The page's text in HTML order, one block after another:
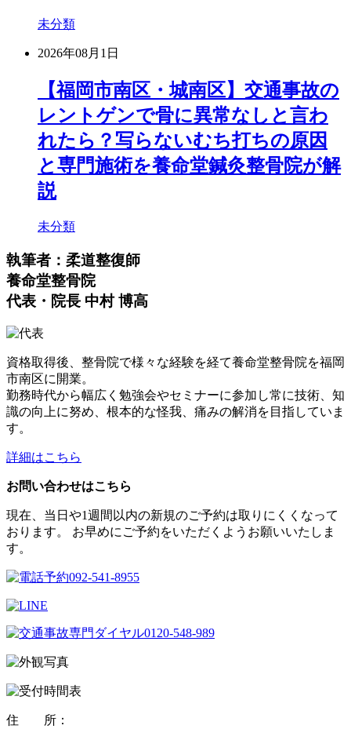
未分類
2026年08月1日
【福岡市南区・城南区】交通事故の
レントゲンで骨に異常なしと言わ
れたら？写らないむち打ちの原因
と専門施術を養命堂鍼灸整骨院が解
説
未分類
執筆者：柔道整復師
養命堂整骨院
代表・院長 中村 博高
資格取得後、整骨院で様々な経験を経て養命堂整骨院を福岡
市南区に開業。
勤務時代から幅広く勉強会やセミナーに参加し常に技術、知
識の向上に努め、根本的な怪我、痛みの解消を目指していま
す。
詳細はこちら
お問い合わせはこちら
現在、当日や1週間以内の新規のご予約は取りにくくなって
おります。 お早めにご予約をいただくようお願いいたしま
す。
住 所：